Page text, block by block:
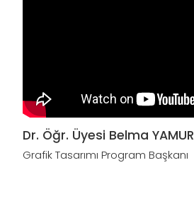
Dr. Öğr. Üyesi Belma YAMUR
Grafik Tasarımı Program Başkanı